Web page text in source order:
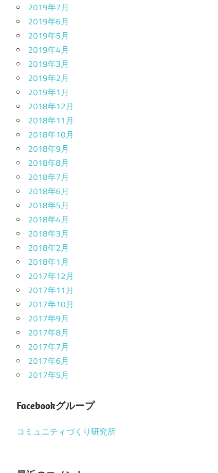
2019年7月
2019年6月
2019年5月
2019年4月
2019年3月
2019年2月
2019年1月
2018年12月
2018年11月
2018年10月
2018年9月
2018年8月
2018年7月
2018年6月
2018年5月
2018年4月
2018年3月
2018年2月
2018年1月
2017年12月
2017年11月
2017年10月
2017年9月
2017年8月
2017年7月
2017年6月
2017年5月
Facebookグループ
コミュニティづくり研究所